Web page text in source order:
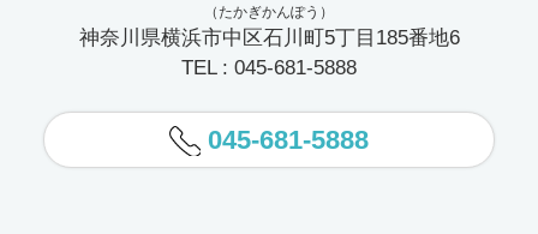
（たかぎかんぽう）
神奈川県横浜市中区石川町5丁目185番地6
TEL : 045-681-5888
045-681-5888